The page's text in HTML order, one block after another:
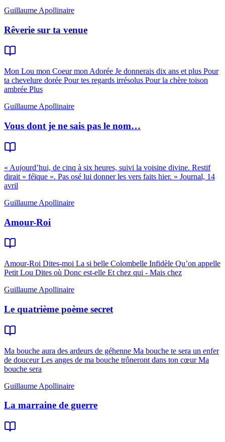
Guillaume Apollinaire
Rêverie sur ta venue
Mon Lou mon Coeur mon Adorée Je donnerais dix ans et plus Pour
ta chevelure dorée Pour tes regards irrésolus Pour la chère toison
ambrée Plus
Guillaume Apollinaire
Vous dont je ne sais pas le nom…
« Aujourd’hui, de cinq à six heures, suivi la voisine divine. Restif
dirait « féïque ». Pas osé lui donner les vers faits hier. » Journal, 14
avril
Guillaume Apollinaire
Amour-Roi
Amour-Roi Dites-moi La si belle Colombelle Infidèle Qu’on appelle
Petit Lou Dites où Donc est-elle Et chez qui - Mais chez
Guillaume Apollinaire
Le quatrième poème secret
Ma bouche aura des ardeurs de géhenne Ma bouche te sera un enfer
de douceur Les anges de ma bouche trôneront dans ton cœur Ma
bouche sera
Guillaume Apollinaire
La marraine de guerre